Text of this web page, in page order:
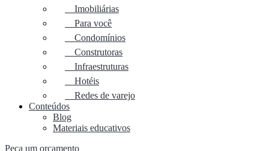
Imobiliárias
Para você
Condomínios
Construtoras
Infraestruturas
Hotéis
Redes de varejo
Conteúdos
Blog
Materiais educativos
Peça um orçamento